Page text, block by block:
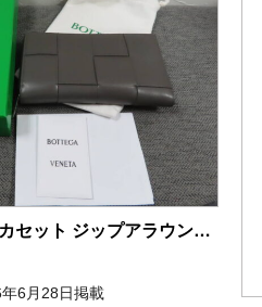
ボッテガヴェネタ カセット ジップアラウンド ラウンドファスナー長財布
6月28日掲載